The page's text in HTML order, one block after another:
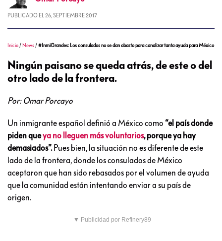
PUBLICADO EL 26, SEPTIEMBRE 2017
Inicio / News /#InmiGrandes: Los consulados no se dan abasto para canalizar tanta ayuda para México
Ningún paisano se queda atrás, de este o del
otro lado de la frontera.
Por: Omar Porcayo
Un inmigrante español definió a México como “el país donde
piden queya no lleguen más voluntarios, porque ya hay
demasiados”.Pues bien, la situación no es diferente de este
lado de la frontera, donde los consulados de México
aceptaron que han sido rebasados por el volumen de ayuda
que la comunidad están intentando enviar a su país de
origen.
▼ Publicidad por Refinery89